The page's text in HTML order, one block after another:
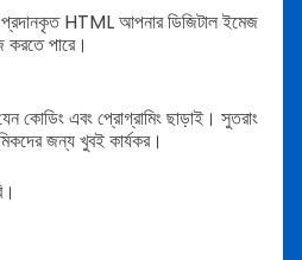
HTML আপনার ডিজিটাল ইমেজ
করতে পারে।
কোডিং এবং প্রোগ্রামিং ছাড়াই। সুতরাং
জন্য খুবই কার্যকর।